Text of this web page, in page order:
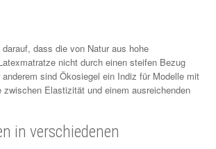
dass die von Natur aus hohe
nicht durch einen steifen Bezug
sind Ökosiegel ein Indiz für Modelle mit
zwischen Elastizität und einem ausreichenden
in verschiedenen